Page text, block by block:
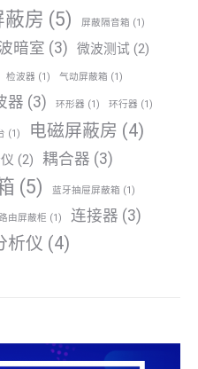
蔽房 (5) 屏蔽隔音箱 (1)
暗室 (3) 微波测试 (2)
检波器 (1) 气动屏蔽箱 (1)
器 (3) 环形器 (1) 环行器 (1)
(1) 电磁屏蔽房 (4)
(2) 耦合器 (3)
(5) 蓝牙抽屉屏蔽箱 (1)
由屏蔽柜 (1) 连接器 (3)
析仪 (4)